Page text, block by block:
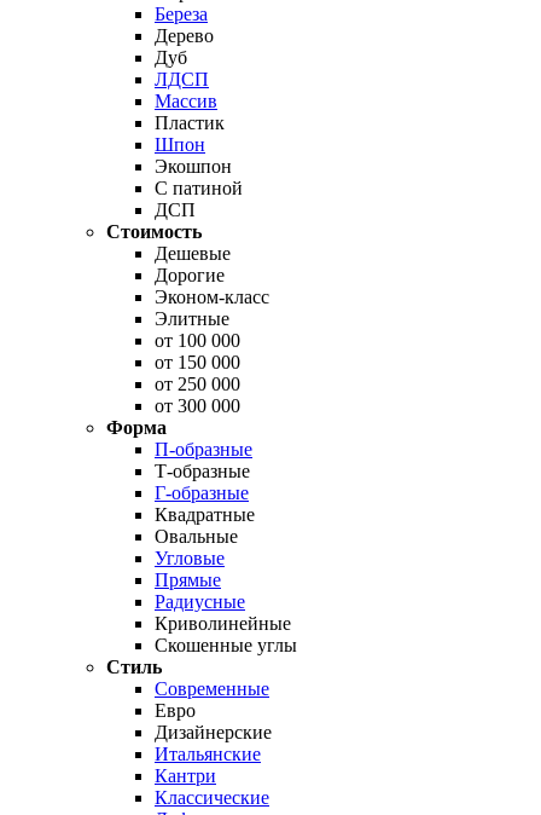
Береза
Дерево
Дуб
ЛДСП
Массив
Пластик
Шпон
Экошпон
С патиной
ДСП
Стоимость
Дешевые
Дорогие
Эконом-класс
Элитные
от 100 000
от 150 000
от 250 000
от 300 000
Форма
П-образные
Т-образные
Г-образные
Квадратные
Овальные
Угловые
Прямые
Радиусные
Криволинейные
Скошенные углы
Стиль
Современные
Евро
Дизайнерские
Итальянские
Кантри
Классические